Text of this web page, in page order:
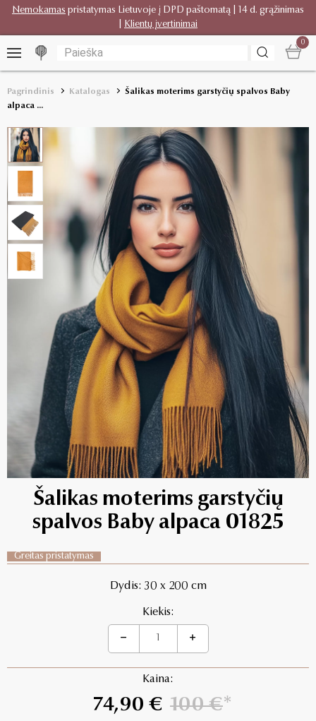
Nemokamas pristatymas Lietuvoje į DPD paštomatą | 14 d. grąžinimas
Klientų įvertinimai
0
Pagrindinis Katalogas
Šalikas moterims garstyčių spalvos Baby
alpaca ...
Šalikas moterims garstyčių
spalvos Baby alpaca 01825
Greitas pristatymas
Dydis: 30 x 200 cm
Kiekis:
Kaina:
74,90 € 100 €